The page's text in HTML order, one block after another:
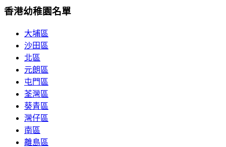
香港幼稚園名單
大埔區
沙田區
北區
元朗區
屯門區
荃灣區
葵青區
灣仔區
南區
離島區